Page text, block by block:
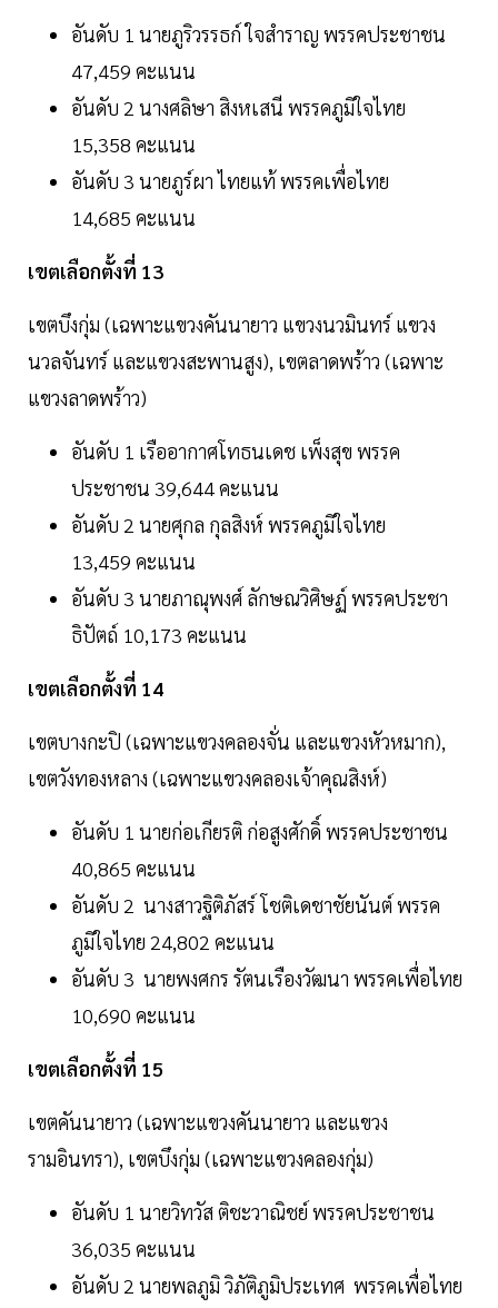
อันดับ 1 นายภูริวรรธก์ ใจสำราญ พรรคประชาชน
47,459 คะแนน
อันดับ 2 นางศลิษา สิงหเสนี พรรคภูมิใจไทย
15,358 คะแนน
อันดับ 3 นายภูร์ผา ไทยแท้ พรรคเพื่อไทย
14,685 คะแนน
เขตเลือกตั้งที่ 13
เขตบึงกุ่ม (เฉพาะแขวงคันนายาว แขวงนวมินทร์ แขวง
นวลจันทร์ และแขวงสะพานสูง), เขตลาดพร้าว (เฉพาะ
แขวงลาดพร้าว)
อันดับ 1 เรืออากาศโทธนเดช เพ็งสุข พรรค
ประชาชน 39,644 คะแนน
อันดับ 2 นายศุกล กุลสิงห์ พรรคภูมิใจไทย
13,459 คะแนน
อันดับ 3 นายภาณุพงศ์ ลักษณวิศิษฏ์ พรรคประชา
ธิปัตถ์ 10,173 คะแนน
เขตเลือกตั้งที่ 14
เขตบางกะปิ (เฉพาะแขวงคลองจั่น และแขวงหัวหมาก),
เขตวังทองหลาง (เฉพาะแขวงคลองเจ้าคุณสิงห์)
อันดับ 1 นายก่อเกียรติ ก่อสูงศักดิ์ พรรคประชาชน
40,865 คะแนน
อันดับ 2 นางสาวฐิติภัสร์ โชติเดชาชัยนันต์ พรรค
ภูมิใจไทย 24,802 คะแนน
อันดับ 3 นายพงศกร รัตนเรืองวัฒนา พรรคเพื่อไทย
10,690 คะแนน
เขตเลือกตั้งที่ 15
เขตคันนายาว (เฉพาะแขวงคันนายาว และแขวง
รามอินทรา), เขตบึงกุ่ม (เฉพาะแขวงคลองกุ่ม)
อันดับ 1 นายวิทวัส ติชะวาณิชย์ พรรคประชาชน
36,035 คะแนน
อันดับ 2 นายพลภูมิ วิภัติภูมิประเทศ พรรคเพื่อไทย